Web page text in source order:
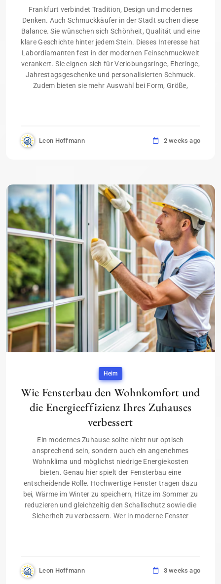
Frankfurt verbindet Tradition, Design und modernes
Denken. Auch Schmuckkäufer in der Stadt suchen diese
Balance. Sie wünschen sich Schönheit, Qualität und eine
klare Geschichte hinter jedem Stein. Dieses Interesse hat
Labordiamanten fest in der modernen Feinschmuckwelt
verankert. Sie eignen sich für Verlobungsringe, Eheringe,
Jahrestagsgeschenke und personalisierten Schmuck.
Zudem bieten sie mehr Auswahl bei Form, Größe,
Leon Hoffmann 2 weeks ago
Heim
Wie Fensterbau den Wohnkomfort und
die Energieeffizienz Ihres Zuhauses
verbessert
Ein modernes Zuhause sollte nicht nur optisch
ansprechend sein, sondern auch ein angenehmes
Wohnklima und möglichst niedrige Energiekosten
bieten. Genau hier spielt der Fensterbau eine
entscheidende Rolle. Hochwertige Fenster tragen dazu
bei, Wärme im Winter zu speichern, Hitze im Sommer zu
reduzieren und gleichzeitig den Schallschutz sowie die
Sicherheit zu verbessern. Wer in moderne Fenster
Leon Hoffmann 3 weeks ago